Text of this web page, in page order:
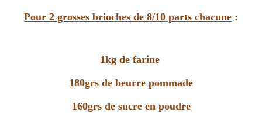
Pour 2 grosses brioches de 8/10 parts chacune :
1kg de farine
180grs de beurre pommade
160grs de sucre en poudre